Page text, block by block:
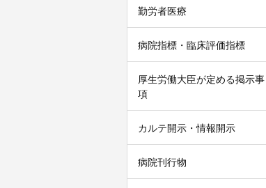
勤労者医療
病院指標・臨床評価指標
厚生労働大臣が定める掲示事
項
カルテ開示・情報開示
病院刊行物